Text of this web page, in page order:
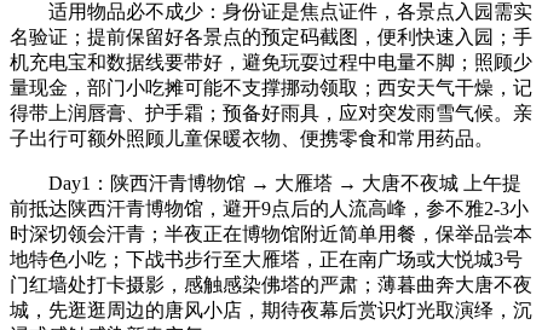
适用物品必不成少：身份证是焦点证件，各景点入园需实
名验证；提前保留好各景点的预定码截图，便利快速入园；手
机充电宝和数据线要带好，避免玩耍过程中电量不脚；照顾少
量现金，部门小吃摊可能不支撑挪动领取；西安天气干燥，记
得带上润唇膏、护手霜；预备好雨具，应对突发雨雪气候。亲
子出行可额外照顾儿童保暖衣物、便携零食和常用药品。
Day1：陕西汗青博物馆 → 大雁塔 → 大唐不夜城 上午提
前抵达陕西汗青博物馆，避开9点后的人流高峰，参不雅2-3小
时深切领会汗青；半夜正在博物馆附近简单用餐，保举品尝本
地特色小吃；下战书步行至大雁塔，正在南广场或大悦城3号
门红墙处打卡摄影，感触感染佛塔的严肃；薄暮曲奔大唐不夜
城，先逛逛周边的唐风小店，期待夜幕后赏识灯光取演绎，沉